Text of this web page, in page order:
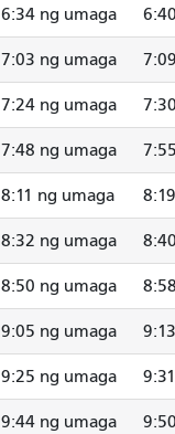
6:34 ng umaga
7:03 ng umaga
7:24 ng umaga
7:48 ng umaga
8:11 ng umaga
8:32 ng umaga
8:50 ng umaga
9:05 ng umaga
9:25 ng umaga
9:44 ng umaga